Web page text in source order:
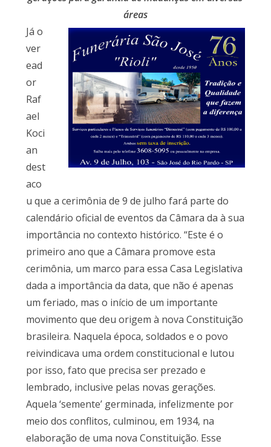
áreas
Já o
ver
ead
or
Raf
ael
Koci
an
dest
aco
u que a cerimônia de 9 de julho fará parte do
calendário oficial de eventos da Câmara da à sua
importância no contexto histórico. “Este é o
primeiro ano que a Câmara promove esta
cerimônia, um marco para essa Casa Legislativa
dada a importância da data, que não é apenas
um feriado, mas o início de um importante
movimento que deu origem à nova Constituição
brasileira. Naquela época, soldados e o povo
reivindicava uma ordem constitucional e lutou
por isso, fato que precisa ser prezado e
lembrado, inclusive pelas novas gerações.
Aquela ‘semente’ germinada, infelizmente por
meio dos conflitos, culminou, em 1934, na
elaboração de uma nova Constituição. Esse